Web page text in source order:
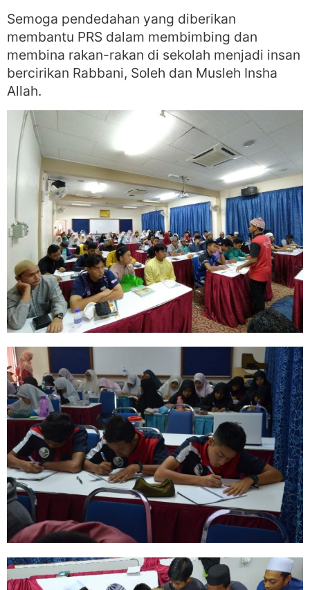
Semoga pendedahan yang diberikan
membantu PRS dalam membimbing dan
membina rakan-rakan di sekolah menjadi insan
bercirikan Rabbani, Soleh dan Musleh Insha
Allah.